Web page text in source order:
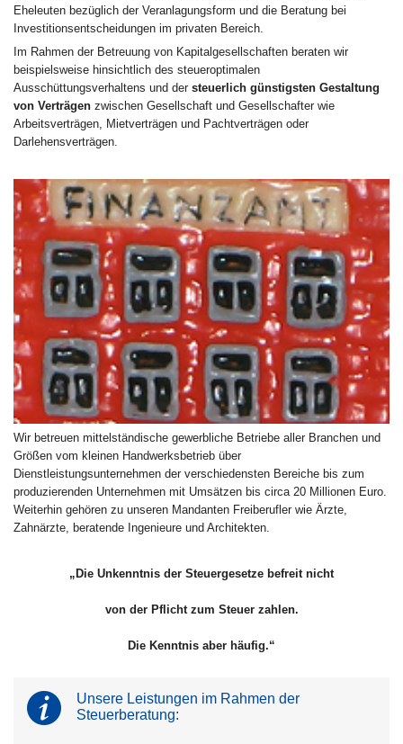
Eheleuten bezüglich der Veranlagungsform und die Beratung bei
Investitionsentscheidungen im privaten Bereich.
Im Rahmen der Betreuung von Kapitalgesellschaften beraten wir
beispielsweise hinsichtlich des steueroptimalen
Ausschüttungsverhaltens und der steuerlich günstigsten Gestaltung
von Verträgen zwischen Gesellschaft und Gesellschafter wie
Arbeitsverträgen, Mietverträgen und Pachtverträgen oder
Darlehensverträgen.
Wir betreuen mittelständische gewerbliche Betriebe aller Branchen und
Größen vom kleinen Handwerksbetrieb über
Dienstleistungsunternehmen der verschiedensten Bereiche bis zum
produzierenden Unternehmen mit Umsätzen bis circa 20 Millionen Euro.
Weiterhin gehören zu unseren Mandanten Freiberufler wie Ärzte,
Zahnärzte, beratende Ingenieure und Architekten.
„Die Unkenntnis der Steuergesetze befreit nicht
von der Pflicht zum Steuer zahlen.
Die Kenntnis aber häufig.“
Unsere Leistungen im Rahmen der
Steuerberatung: